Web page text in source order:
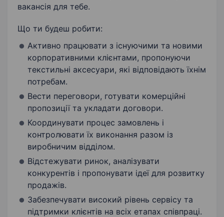
вакансія для тебе.
Що ти будеш робити:
Активно працювати з існуючими та новими
корпоративними клієнтами, пропонуючи
текстильні аксесуари, які відповідають їхнім
потребам.
Вести переговори, готувати комерційні
пропозиції та укладати договори.
Координувати процес замовлень і
контролювати їх виконання разом із
виробничим відділом.
Відстежувати ринок, аналізувати
конкурентів і пропонувати ідеї для розвитку
продажів.
Забезпечувати високий рівень сервісу та
підтримки клієнтів на всіх етапах співпраці.